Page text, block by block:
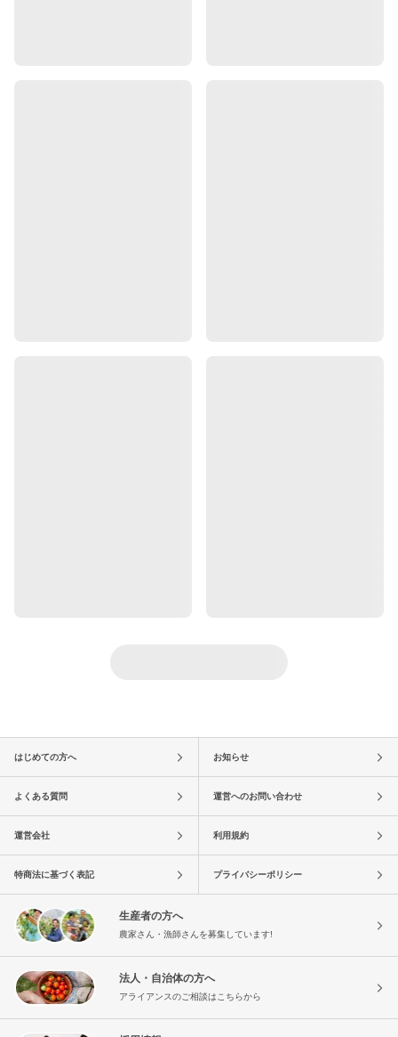
はじめての方へ お知らせ
よくある質問 運営へのお問い合わせ
運営会社 利用規約
特商法に基づく表記 プライバシーポリシー
生産者の方へ
農家さん・漁師さんを募集しています!
法人・自治体の方へ
アライアンスのご相談はこちらから